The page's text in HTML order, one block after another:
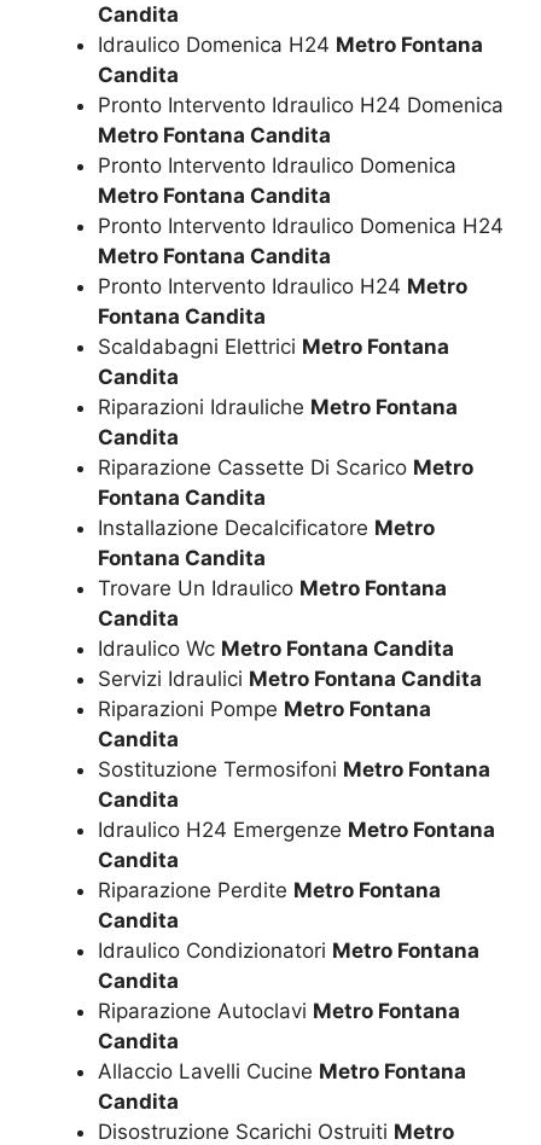
Candita
Idraulico Domenica H24 Metro Fontana
Candita
Pronto Intervento Idraulico H24 Domenica
Metro Fontana Candita
Pronto Intervento Idraulico Domenica
Metro Fontana Candita
Pronto Intervento Idraulico Domenica H24
Metro Fontana Candita
Pronto Intervento Idraulico H24 Metro
Fontana Candita
Scaldabagni Elettrici Metro Fontana
Candita
Riparazioni Idrauliche Metro Fontana
Candita
Riparazione Cassette Di Scarico Metro
Fontana Candita
Installazione Decalcificatore Metro
Fontana Candita
Trovare Un Idraulico Metro Fontana
Candita
Idraulico Wc Metro Fontana Candita
Servizi Idraulici Metro Fontana Candita
Riparazioni Pompe Metro Fontana
Candita
Sostituzione Termosifoni Metro Fontana
Candita
Idraulico H24 Emergenze Metro Fontana
Candita
Riparazione Perdite Metro Fontana
Candita
Idraulico Condizionatori Metro Fontana
Candita
Riparazione Autoclavi Metro Fontana
Candita
Allaccio Lavelli Cucine Metro Fontana
Candita
Disostruzione Scarichi Ostruiti Metro